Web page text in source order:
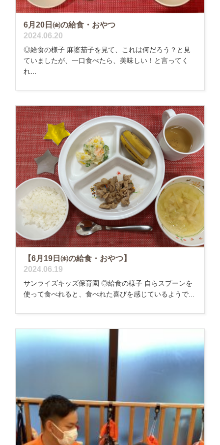
6月20日㈮の給食・おやつ
2024.06.20
◎給食の様子 麻婆茄子を見て、これは何だろう？と見
ていましたが、一口食べたら、美味しい！と言ってく
れ...
【6月19日㈬の給食・おやつ】
2024.06.19
サンライズキッズ保育園 ◎給食の様子 自らスプーンを
使って食べれると、食べれた喜びを感じているようで...